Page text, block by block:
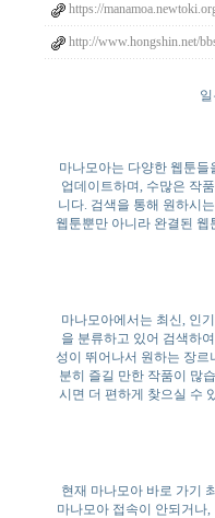
https://
http://www.hongshin.net/
마나모아는 다양한 웹툰
업데이트하며, 수많은 작
니다. 검색을 통해 원하시
웹툰뿐만 아니라 완결된
마나모아에서는 최신, 인
을 분류하고 있어 검색하
성이 뛰어나서 원하는 장
분히 즐길 만한 작품이 많
시면 더 편하게 찾으실 수
현재 마나모아 바로 가기
마나모아 접속이 안되거나,